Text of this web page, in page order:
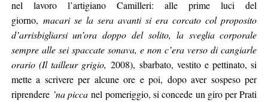
nel lavoro l’artigiano Camilleri: alle prime luci del
giorno, macari se la sera avanti si era corcato col proposito
d’arrisbigliarsi un’ora doppo del solito, la sveglia corporale
sempre alle sei spaccate sonava, e non c’era verso di cangiarle
orario (Il tailleur grigio,2008), sbarbato, vestito e pettinato, si
mette a scrivere per alcune ore e poi, dopo aver sospeso per
riprendere ’na piccanel pomeriggio, si concede un giro per Prati